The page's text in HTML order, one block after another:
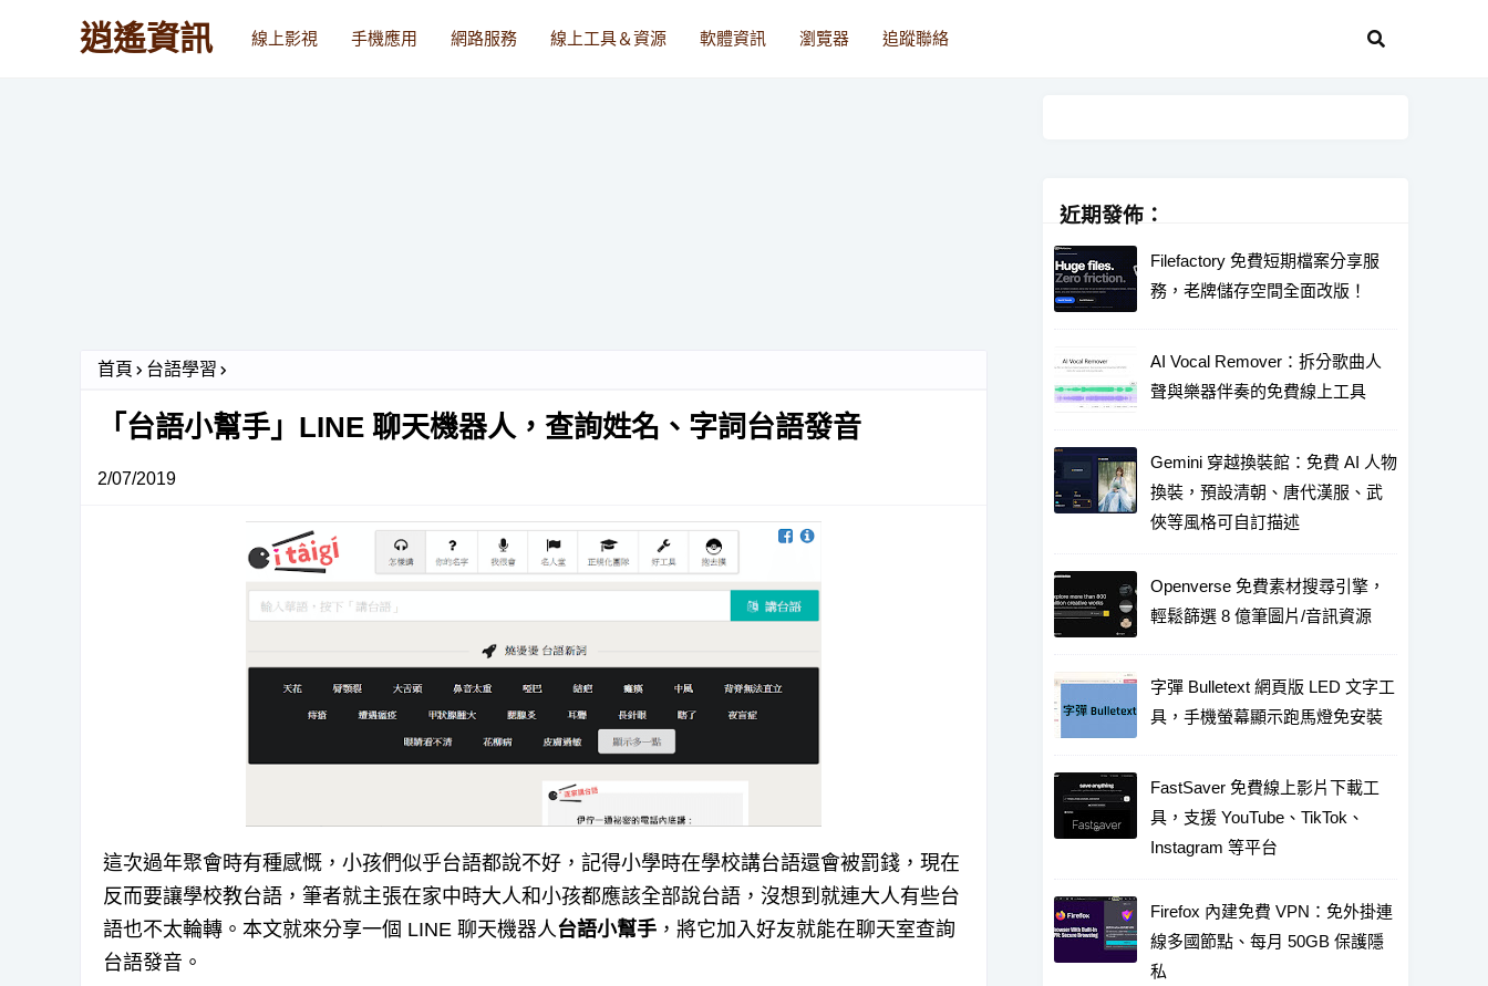
逍遙資訊 線上影視 手機應用 網路服務 線上工具＆資源 軟體資訊 瀏覽器 追蹤聯絡
首頁 台語學習
「台語小幫手」LINE 聊天機器人，查詢姓名、字詞台語發音
2/07/2019
這次過年聚會時有種感慨，小孩們似乎台語都說不好，記得小學時在學校講台語還會被罰錢，現在
反而要讓學校教台語，筆者就主張在家中時大人和小孩都應該全部說台語，沒想到就連大人有些台
語也不太輪轉。本文就來分享一個 LINE 聊天機器人台語小幫手 ，將它加入好友就能在聊天室查詢
台語發音。
近期發佈：
Filefactory 免費短期檔案分享服
務，老牌儲存空間全面改版！
AI Vocal Remover：拆分歌曲人
聲與樂器伴奏的免費線上工具
Gemini 穿越換裝館：免費 AI 人物
換裝，預設清朝、唐代漢服、武
俠等風格可自訂描述
Openverse 免費素材搜尋引擎，
輕鬆篩選 8 億筆圖片/音訊資源
字彈 Bulletext 網頁版 LED 文字工
具，手機螢幕顯示跑馬燈免安裝
FastSaver 免費線上影片下載工
具，支援 YouTube、TikTok、
Instagram 等平台
Firefox 內建免費 VPN：免外掛連
線多國節點、每月 50GB 保護隱
私